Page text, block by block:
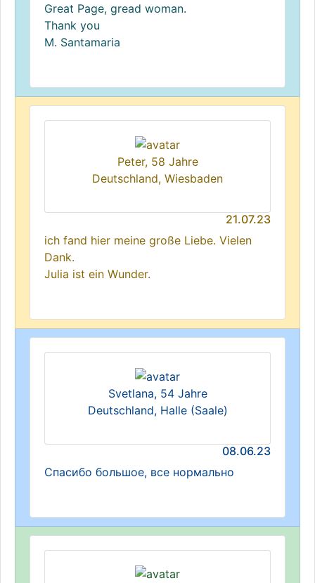
Great Page, gread woman.
Thank you
M. Santamaria
Peter, 58 Jahre
Deutschland, Wiesbaden
21.07.23
ich fand hier meine große Liebe. Vielen
Dank.
Julia ist ein Wunder.
Svetlana, 54 Jahre
Deutschland, Halle (Saale)
08.06.23
Спасибо большое, все нормально